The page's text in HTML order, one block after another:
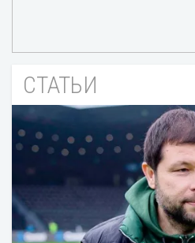
СТАТЬИ